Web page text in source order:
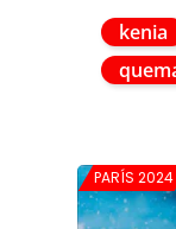
kenia
PARÍS 2024